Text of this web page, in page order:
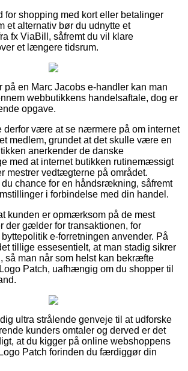
for shopping med kort eller betalinger
et alternativ bør du udnytte et
fx ViaBill, såfremt du vil klare
et længere tidsrum.
på en Marc Jacobs e-handler kan man
webbutikkens handelsaftale, dog er
opgave.
derfor være at se nærmere på om internet
medlem, grundet at det skulle være en
anerkender de danske
med at internet butikken rutinemæssigt
mestrer vedtægterne på området.
chance for en håndsrækning, såfremt
i forbindelse med din handel.
kunden er opmærksom på de mest
der gælder for transaktionen, for
e-forretningen anvender. På
tillige essesentielt, at man stadig sikrer
så man når som helst kan bekræfte
Patch, uafhængig om du shopper til
ultra strålende genveje til at udforske
kunders omtaler og derved er det
at du kigger på online webshoppens
Patch forinden du færdiggør din